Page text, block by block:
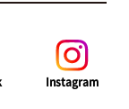
Instagram